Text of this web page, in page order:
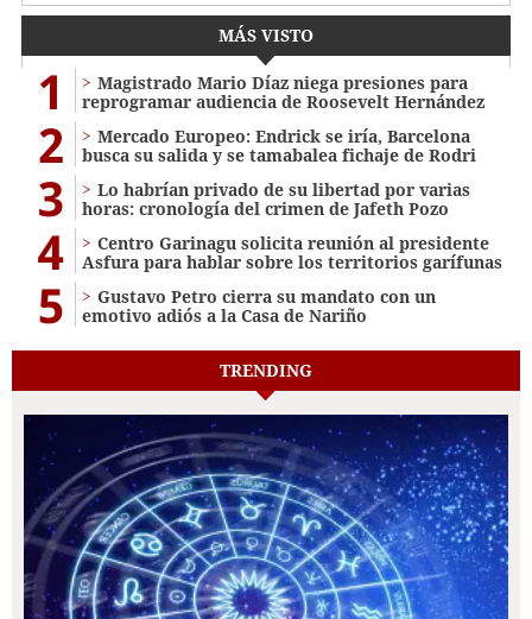
MÁS VISTO
1
Magistrado Mario Díaz niega presiones para
reprogramar audiencia de Roosevelt Hernández
2
Mercado Europeo: Endrick se iría, Barcelona
busca su salida y se tamabalea fichaje de Rodri
3
Lo habrían privado de su libertad por varias
horas: cronología del crimen de Jafeth Pozo
4
Centro Garinagu solicita reunión al presidente
Asfura para hablar sobre los territorios garífunas
5
Gustavo Petro cierra su mandato con un
emotivo adiós a la Casa de Nariño
TRENDING